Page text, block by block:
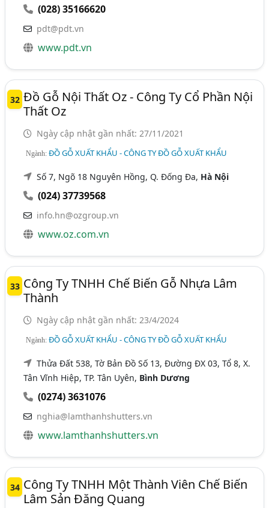
(028) 35166620
pdt@pdt.vn
www.pdt.vn
32 Đồ Gỗ Nội Thất Oz - Công Ty Cổ Phần Nội
Thất Oz
Ngày cập nhật gần nhất: 27/11/2021
Ngành:ĐỒ GỖ XUẤT KHẨU - CÔNG TY ĐỒ GỖ XUẤT KHẨU
Số 7, Ngõ 18 Nguyên Hồng, Q. Đống Đa, Hà Nội
(024) 37739568
info.hn@ozgroup.vn
www.oz.com.vn
33 Công Ty TNHH Chế Biến Gỗ Nhựa Lâm
Thành
Ngày cập nhật gần nhất: 23/4/2024
Ngành:ĐỒ GỖ XUẤT KHẨU - CÔNG TY ĐỒ GỖ XUẤT KHẨU
Thửa Đất 538, Tờ Bản Đồ Số 13, Đường ĐX 03, Tổ 8, X.
Tân Vĩnh Hiệp, TP. Tân Uyên, Bình Dương
(0274) 3631076
nghia@lamthanhshutters.vn
www.lamthanhshutters.vn
34 Công Ty TNHH Một Thành Viên Chế Biến
Lâm Sản Đăng Quang